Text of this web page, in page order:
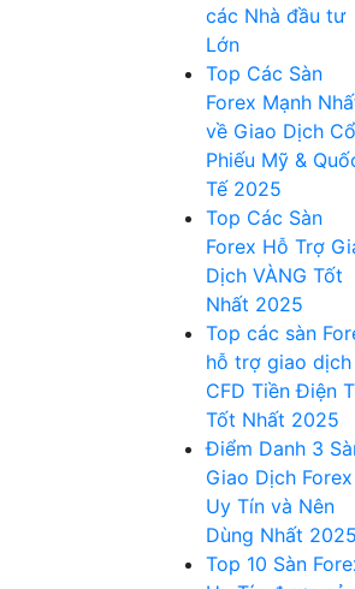
các Nhà đầu tư
Lớn
Top Các Sàn
Forex Mạnh
về Giao Dịch Cổ
Phiếu Mỹ &
Tế 2025
Top Các Sàn
Forex Hỗ Trợ
Dịch VÀNG Tốt
Nhất 2025
Top các sàn
hỗ trợ giao dịch
CFD Tiền Điện
Tốt Nhất 2025
Điểm Danh 3
Giao Dịch Forex
Uy Tín và Nên
Dùng Nhất 2025
Top 10 Sàn